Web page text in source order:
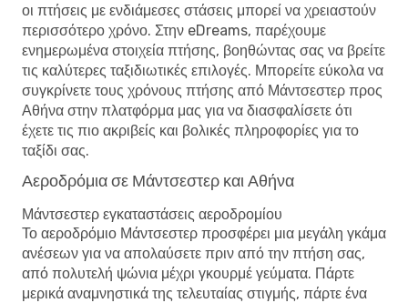
οι πτήσεις με ενδιάμεσες στάσεις μπορεί να χρειαστούν
περισσότερο χρόνο. Στην eDreams, παρέχουμε
ενημερωμένα στοιχεία πτήσης, βοηθώντας σας να βρείτε
τις καλύτερες ταξιδιωτικές επιλογές. Μπορείτε εύκολα να
συγκρίνετε τους χρόνους πτήσης από Μάντσεστερ προς
Αθήνα στην πλατφόρμα μας για να διασφαλίσετε ότι
έχετε τις πιο ακριβείς και βολικές πληροφορίες για το
ταξίδι σας.
Αεροδρόμια σε Μάντσεστερ και Αθήνα
Μάντσεστερ εγκαταστάσεις αεροδρομίου
Το αεροδρόμιο Μάντσεστερ προσφέρει μια μεγάλη γκάμα
ανέσεων για να απολαύσετε πριν από την πτήση σας,
από πολυτελή ψώνια μέχρι γκουρμέ γεύματα. Πάρτε
μερικά αναμνηστικά της τελευταίας στιγμής, πάρτε ένα